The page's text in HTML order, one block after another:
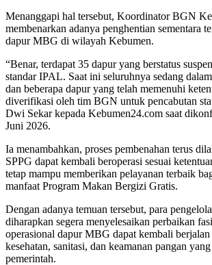
Menanggapi hal tersebut, Koordinator BGN
membenarkan adanya penghentian sementara
dapur MBG di wilayah Kebumen.
“Benar, terdapat 35 dapur yang berstatus
standar IPAL. Saat ini seluruhnya sedang
dan beberapa dapur yang telah memenuhi
diverifikasi oleh tim BGN untuk pencabutan
Dwi Sekar kepada Kebumen24.com saat
Juni 2026.
Ia menambahkan, proses pembenahan terus
SPPG dapat kembali beroperasi sesuai
tetap mampu memberikan pelayanan terbaik
manfaat Program Makan Bergizi Gratis.
Dengan adanya temuan tersebut, para
diharapkan segera menyelesaikan perbaikan
operasional dapur MBG dapat kembali berjalan
kesehatan, sanitasi, dan keamanan pangan
pemerintah.